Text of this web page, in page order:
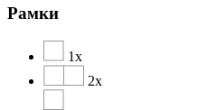
Рамки
1х
2х